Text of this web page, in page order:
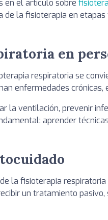
en el artículo sobre
la fisioterapia en
en
respiratoria se
enfermedades
la ventilación, prevenir
aprender
la fisioterapia
un tratamiento